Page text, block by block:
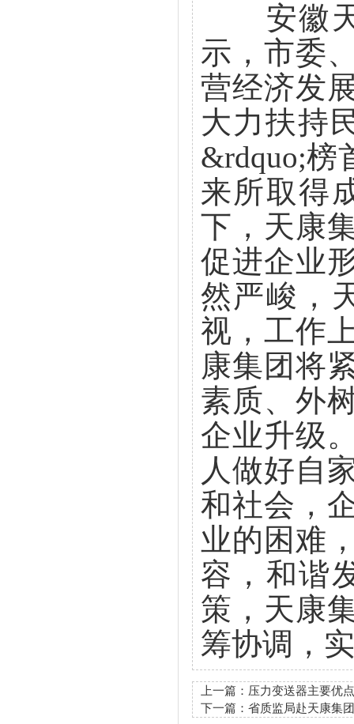
安徽天
示，市委
营经济发
大力扶持
&rdquo;榜
来所取得
下，天康
促进企业
然严峻，
视，工作
康集团将
素质、外
企业升级
人做好自
和社会，
业的困难
容，和谐
策，天康
筹协调，
上一篇： 压力变送器主要优点
下一篇： 省质监局赴天康集